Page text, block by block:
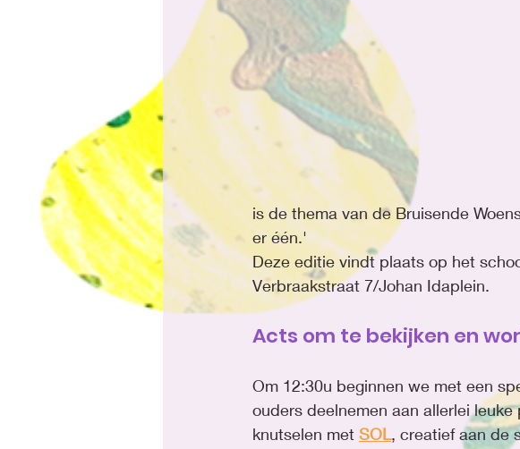
is de thema van de Bruisende
er één.'
Deze editie vindt plaats op het
Verbraakstraat 7/Johan Idaplein.
Acts om te bekijken en
Om 12:30u beginnen we met een
ouders deelnemen aan allerlei
knutselen met SOL, creatief aan de